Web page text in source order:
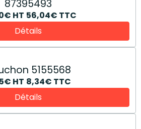
87395493
HT 56,04€ TTC
Détails
5155568
HT 8,34€ TTC
Détails